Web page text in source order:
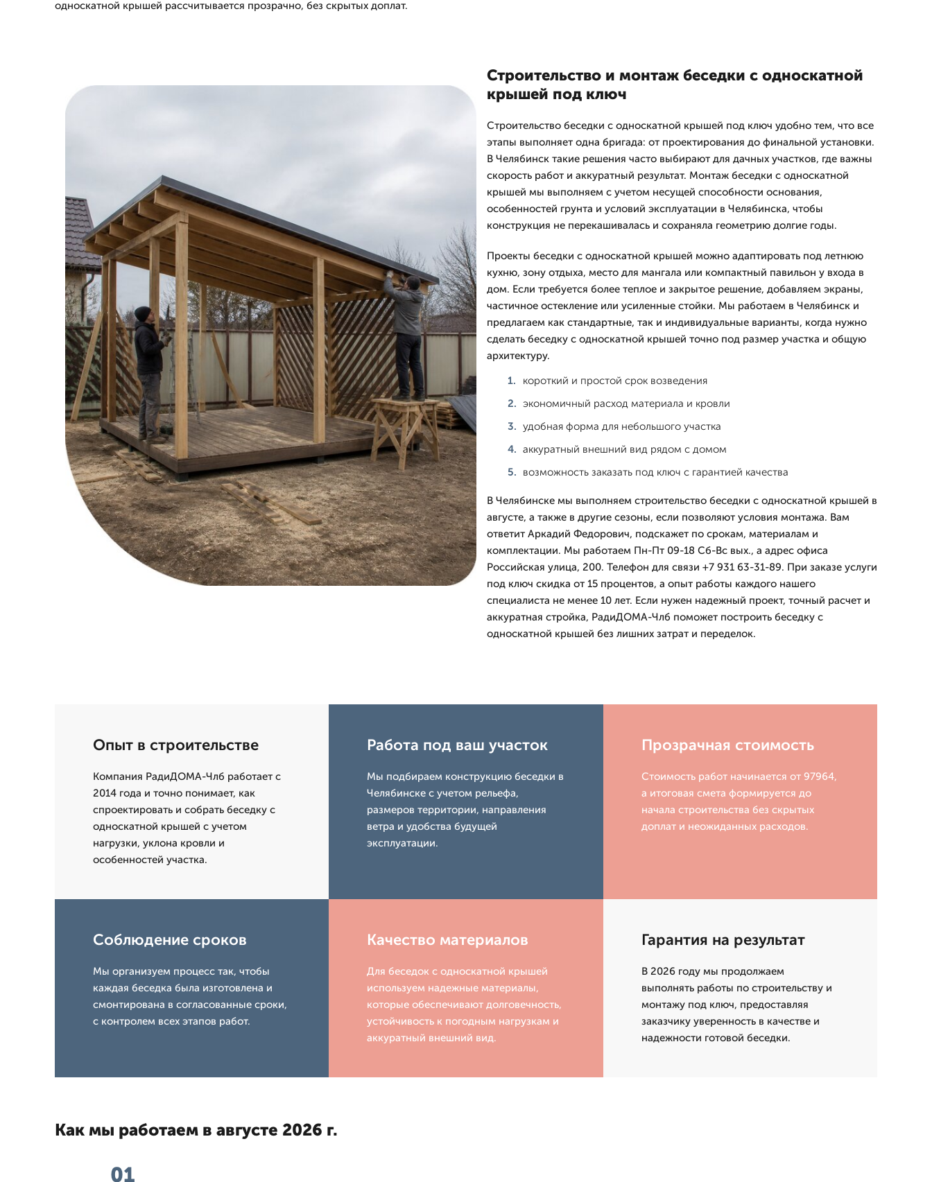
односкатной крышей рассчитывается прозрачно, без скрытых доплат.
Строительство и монтаж беседки с односкатной
крышей под ключ
Строительство беседки с односкатной крышей под ключ удобно тем, что все
этапы выполняет одна бригада: от проектирования до финальной установки.
В Челябинск такие решения часто выбирают для дачных участков, где важны
скорость работ и аккуратный результат. Монтаж беседки с односкатной
крышей мы выполняем с учетом несущей способности основания,
особенностей грунта и условий эксплуатации в Челябинска, чтобы
конструкция не перекашивалась и сохраняла геометрию долгие годы.
Проекты беседки с односкатной крышей можно адаптировать под летнюю
кухню, зону отдыха, место для мангала или компактный павильон у входа в
дом. Если требуется более теплое и закрытое решение, добавляем экраны,
частичное остекление или усиленные стойки. Мы работаем в Челябинск и
предлагаем как стандартные, так и индивидуальные варианты, когда нужно
сделать беседку с односкатной крышей точно под размер участка и общую
архитектуру.
короткий и простой срок возведения
экономичный расход материала и кровли
удобная форма для небольшого участка
аккуратный внешний вид рядом с домом
возможность заказать под ключ с гарантией качества
В Челябинске мы выполняем строительство беседки с односкатной крышей в
августе, а также в другие сезоны, если позволяют условия монтажа. Вам
ответит Аркадий Федорович, подскажет по срокам, материалам и
комплектации. Мы работаем Пн-Пт 09-18 Сб-Вс вых., а адрес офиса
Российская улица, 200. Телефон для связи +7 931 63-31-89. При заказе услуги
под ключ скидка от 15 процентов, а опыт работы каждого нашего
специалиста не менее 10 лет. Если нужен надежный проект, точный расчет и
аккуратная стройка, РадиДОМА-Члб поможет построить беседку с
односкатной крышей без лишних затрат и переделок.
Опыт в строительстве
Компания РадиДОМА-Члб работает с
2014 года и точно понимает, как
спроектировать и собрать беседку с
односкатной крышей с учетом
нагрузки, уклона кровли и
особенностей участка.
Работа под ваш участок
Мы подбираем конструкцию беседки в
Челябинске с учетом рельефа,
размеров территории, направления
ветра и удобства будущей
эксплуатации.
Прозрачная стоимость
Стоимость работ начинается от 97964,
а итоговая смета формируется до
начала строительства без скрытых
доплат и неожиданных расходов.
Соблюдение сроков
Мы организуем процесс так, чтобы
каждая беседка была изготовлена и
смонтирована в согласованные сроки,
с контролем всех этапов работ.
Качество материалов
Для беседок с односкатной крышей
используем надежные материалы,
которые обеспечивают долговечность,
устойчивость к погодным нагрузкам и
аккуратный внешний вид.
Гарантия на результат
В 2026 году мы продолжаем
выполнять работы по строительству и
монтажу под ключ, предоставляя
заказчику уверенность в качестве и
надежности готовой беседки.
Как мы работаем в августе 2026 г.
01